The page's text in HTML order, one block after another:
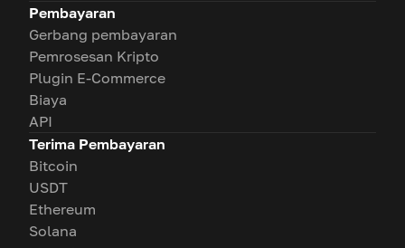
Pembayaran
Gerbang pembayaran
Pemrosesan Kripto
Plugin E-Commerce
Biaya
API
Terima Pembayaran
Bitcoin
USDT
Ethereum
Solana